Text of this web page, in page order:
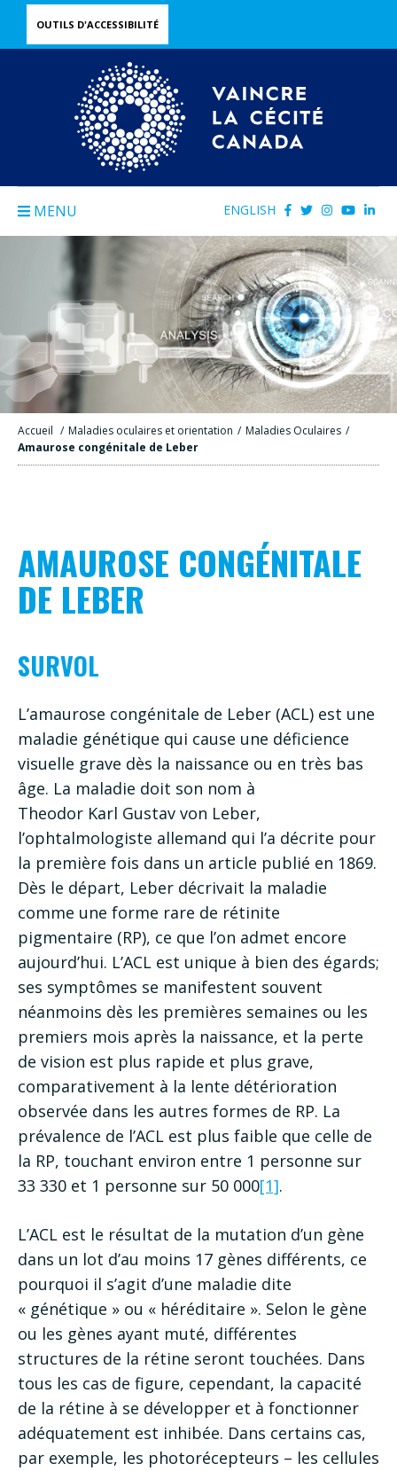
Skip
to
OUTILS D'ACCESSIBILITÉ
MENU ENGLISH
Accueil / Maladies oculaires et orientation / Maladies Oculaires /
Amaurose congénitale de Leber
AMAUROSE CONGÉNITALE
DE LEBER
SURVOL
L’amaurose congénitale de Leber (ACL) est une
maladie génétique qui cause une déficience
visuelle grave dès la naissance ou en très bas
âge. La maladie doit son nom à
Theodor Karl Gustav von Leber,
l’ophtalmologiste allemand qui l’a décrite pour
la première fois dans un article publié en 1869.
Dès le départ, Leber décrivait la maladie
comme une forme rare de rétinite
pigmentaire (RP), ce que l’on admet encore
aujourd’hui. L’ACL est unique à bien des égards;
ses symptômes se manifestent souvent
néanmoins dès les premières semaines ou les
premiers mois après la naissance, et la perte
de vision est plus rapide et plus grave,
comparativement à la lente détérioration
observée dans les autres formes de RP. La
prévalence de l’ACL est plus faible que celle de
la RP, touchant environ entre 1 personne sur
33 330 et 1 personne sur 50 000[1].
L’ACL est le résultat de la mutation d’un gène
dans un lot d’au moins 17 gènes différents, ce
pourquoi il s’agit d’une maladie dite
« génétique » ou « héréditaire ». Selon le gène
ou les gènes ayant muté, différentes
structures de la rétine seront touchées. Dans
tous les cas de figure, cependant, la capacité
de la rétine à se développer et à fonctionner
adéquatement est inhibée. Dans certains cas,
par exemple, les photorécepteurs – les cellules